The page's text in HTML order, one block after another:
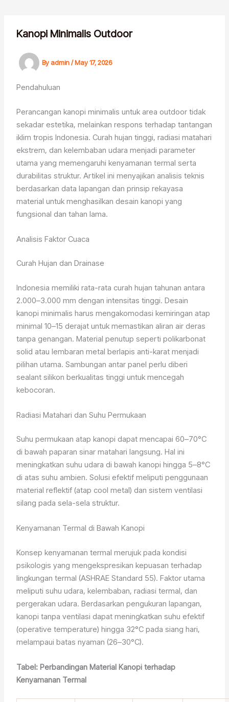
contentKanopi Minimalis Outdoor
Byadmin/May 17, 2026
Pendahuluan
Perancangan kanopi minimalis untuk area outdoor tidak
sekadar estetika, melainkan respons terhadap tantangan
iklim tropis Indonesia. Curah hujan tinggi, radiasi matahari
ekstrem, dan kelembaban udara menjadi parameter
utama yang memengaruhi kenyamanan termal serta
durabilitas struktur. Artikel ini menyajikan analisis teknis
berdasarkan data lapangan dan prinsip rekayasa
material untuk menghasilkan desain kanopi yang
fungsional dan tahan lama.
Analisis Faktor Cuaca
Curah Hujan dan Drainase
Indonesia memiliki rata-rata curah hujan tahunan antara
2.000–3.000 mm dengan intensitas tinggi. Desain
kanopi minimalis harus mengakomodasi kemiringan atap
minimal 10–15 derajat untuk memastikan aliran air deras
tanpa genangan. Material penutup seperti polikarbonat
solid atau lembaran metal berlapis anti-karat menjadi
pilihan utama. Sambungan antar panel perlu diberi
sealant silikon berkualitas tinggi untuk mencegah
kebocoran.
Radiasi Matahari dan Suhu Permukaan
Suhu permukaan atap kanopi dapat mencapai 60–70°C
di bawah paparan sinar matahari langsung. Hal ini
meningkatkan suhu udara di bawah kanopi hingga 5–8°C
di atas suhu ambien. Solusi efektif meliputi penggunaan
material reflektif (atap cool metal) dan sistem ventilasi
silang pada sela-sela struktur.
Kenyamanan Termal di Bawah Kanopi
Konsep kenyamanan termal merujuk pada kondisi
psikologis yang mengekspresikan kepuasan terhadap
lingkungan termal (ASHRAE Standard 55). Faktor utama
meliputi suhu udara, kelembaban, radiasi termal, dan
pergerakan udara. Berdasarkan pengukuran lapangan,
kanopi tanpa ventilasi dapat meningkatkan suhu efektif
(operative temperature) hingga 32°C pada siang hari,
melampaui batas nyaman (26–30°C).
Tabel: Perbandingan Material Kanopi terhadap
Kenyamanan Termal